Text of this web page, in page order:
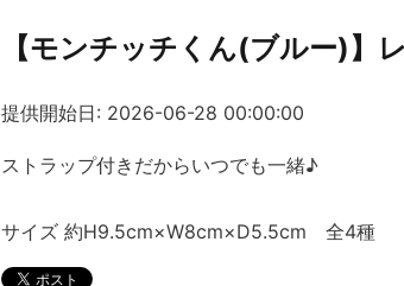
【モンチッチくん(ブルー)
提供開始日: 2026-06-28 00:00:00
ストラップ付きだからいつでも一緒♪
サイズ 約H9.5cm×W8cm×D5.5cm 全4種